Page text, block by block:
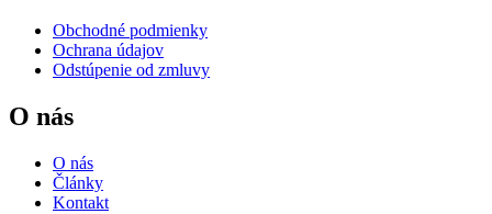
Obchodné podmienky
Ochrana údajov
Odstúpenie od zmluvy
O nás
O nás
Články
Kontakt